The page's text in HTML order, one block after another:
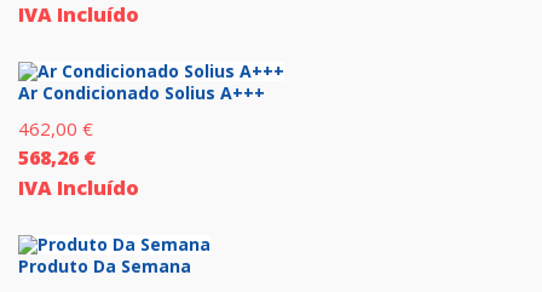
IVA Incluído
Ar Condicionado Solius A+++
462,00 €
568,26 €
IVA Incluído
Produto Da Semana